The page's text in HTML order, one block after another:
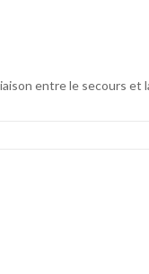
entre le secours